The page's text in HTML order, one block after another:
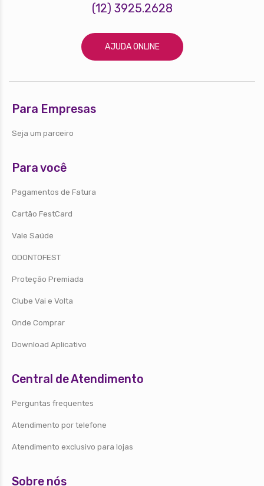
(12) 3925.2628
AJUDA ONLINE
Para Empresas
Seja um parceiro
Para você
Pagamentos de Fatura
Cartão FestCard
Vale Saúde
ODONTOFEST
Proteção Premiada
Clube Vai e Volta
Onde Comprar
Download Aplicativo
Central de Atendimento
Perguntas frequentes
Atendimento por telefone
Atendimento exclusivo para lojas
Sobre nós